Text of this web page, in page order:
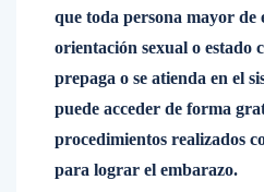
que toda persona mayor de
orientación sexual o estado
prepaga o se atienda en el
puede acceder de forma
procedimientos realizados
para lograr el embarazo.